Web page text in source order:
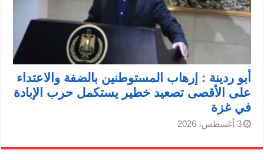
أبو ردينة : إرهاب المستوطنين بالضفة والاعتداء
على الأقصى تصعيد خطير يستكمل حرب الإبادة
في غزة
3 أغسطس، 2026